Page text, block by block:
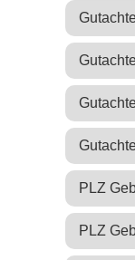
PLZ
PLZ